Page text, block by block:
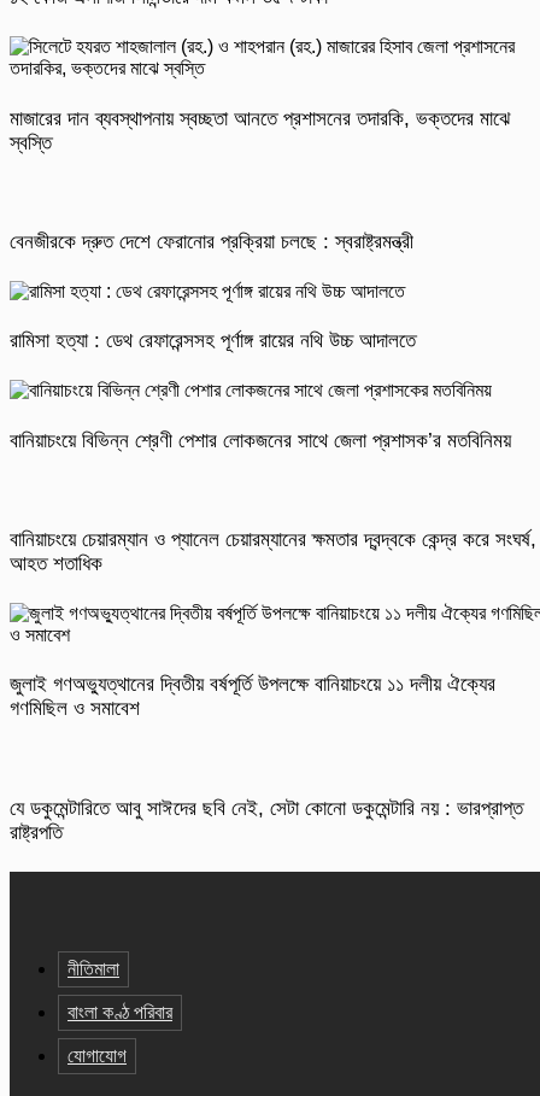
মাজারের দান ব্যবস্থাপনায় স্বচ্ছতা আনতে প্রশাসনের তদারকি, ভক্তদের মাঝে
স্বস্তি
বেনজীরকে দ্রুত দেশে ফেরানোর প্রক্রিয়া চলছে : স্বরাষ্ট্রমন্ত্রী
রামিসা হত্যা : ডেথ রেফারেন্সসহ পূর্ণাঙ্গ রায়ের নথি উচ্চ আদালতে
বানিয়াচংয়ে বিভিন্ন শ্রেণী পেশার লোকজনের সাথে জেলা প্রশাসক’র মতবিনিময়
বানিয়াচংয়ে চেয়ারম্যান ও প্যানেল চেয়ারম্যানের ক্ষমতার দ্বন্দ্বকে কেন্দ্র করে সংঘর্ষ,
আহত শতাধিক
জুলাই গণঅভ্যুত্থানের দ্বিতীয় বর্ষপূর্তি উপলক্ষে বানিয়াচংয়ে ১১ দলীয় ঐক্যের
গণমিছিল ও সমাবেশ
যে ডকুমেন্টারিতে আবু সাঈদের ছবি নেই, সেটা কোনো ডকুমেন্টারি নয় : ভারপ্রাপ্ত
রাষ্ট্রপতি
নীতিমালা
বাংলা কণ্ঠ পরিবার
যোগাযোগ